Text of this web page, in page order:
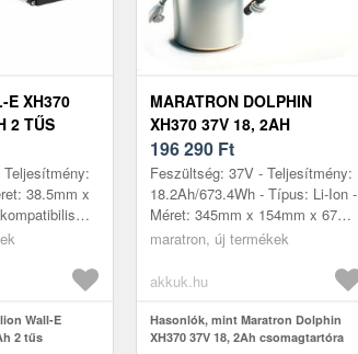
E XH370
2 TŰS
38.5mm x
Pro,
Wall-E
2 tűs
MARATRON DOLPHIN
XH370 37V 18, 2AH
CSOMAGTARTÓRA
SZERELHETŐ AKKU LI-ION
196 290 Ft
Feszültség: 37V - Teljesítmény:
18.2Ah/673.4Wh - Típus: Li-Ion -
Méret: 345mm x 154mm x 67mm
- kompatibilis modellek: MiFa,
maratron, új termékek
akkuk.hu
Hasonlók, mint Maratron Dolphin
XH370 37V 18, 2Ah csomagtartóra